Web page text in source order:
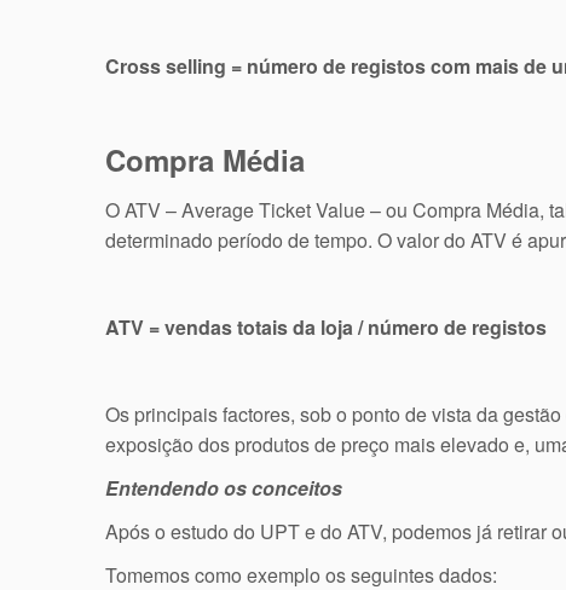
Cross selling = número de registos com mais de
Compra Média
O ATV – Average Ticket Value – ou Compra Média,
determinado período de tempo. O valor do ATV é
ATV = vendas totais da loja / número de registos
Os principais factores, sob o ponto de vista da
exposição dos produtos de preço mais elevado e,
Entendendo os conceitos
Após o estudo do UPT e do ATV, podemos já retirar
Tomemos como exemplo os seguintes dados: